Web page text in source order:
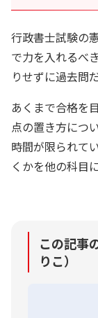
行政書士試験の
で力を入れるべ
りせずに過去問
あくまで合格を
点の置き方につ
時間が限られて
くかを他の科目
この記事
りこ）